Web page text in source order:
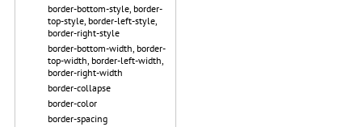
border-bottom-style, border-
top-style, border-left-style,
border-right-style
border-bottom-width, border-
top-width, border-left-width,
border-right-width
border-collapse
border-color
border-spacing